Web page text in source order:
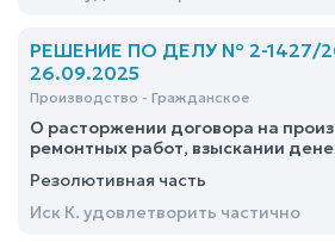
РЕШЕНИЕ ПО ДЕЛУ № 2-1427/
26.09.2025
Производство - Гражданское
О расторжении договора на
ремонтных работ, взыскании
Резолютивная часть
Иск К. удовлетворить частично